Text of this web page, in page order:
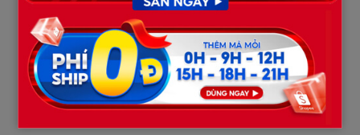
điện thoại tôi bí mật thu giữ của Huy rung liên hồi. Cô ả Vy, vì
quá mất kiên nhẫn và ghen tuông, đã gửi hàng loạt ảnh nóng và
clip của hai người vào nhóm chat chung của dòng họ và đối tác
công ty – một hành động mà tôi đã dùng một tài khoản ảo khích
bác cô ta làm trước đó để “khẳng định chủ quyền”.
CHƯƠNG IV: CÚ CHỐT HẠ KINH HOÀNG